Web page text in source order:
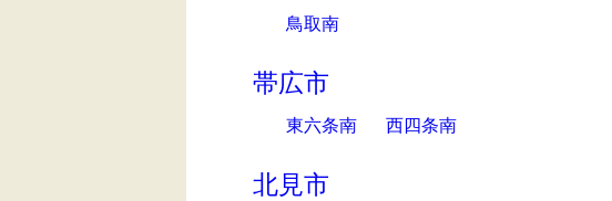
鳥取南
帯広市
東六条南 西四条南
北見市